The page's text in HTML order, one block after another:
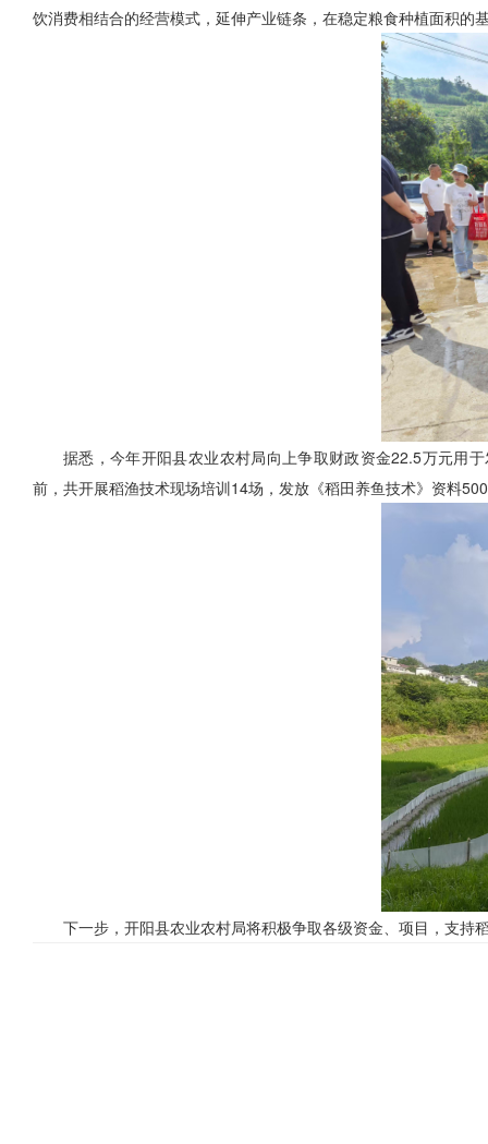
饮消费相结合的经营模式，延伸产业链条，在稳定粮食种植面积的
据悉，今年开阳县农业农村局向上争取财政资金22.5万元用
前，共开展稻渔技术现场培训14场，发放《稻田养鱼技术》资料
下一步，开阳县农业农村局将积极争取各级资金、项目，支